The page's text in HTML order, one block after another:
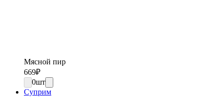
Мясной пир
669₽
0шт
Суприм